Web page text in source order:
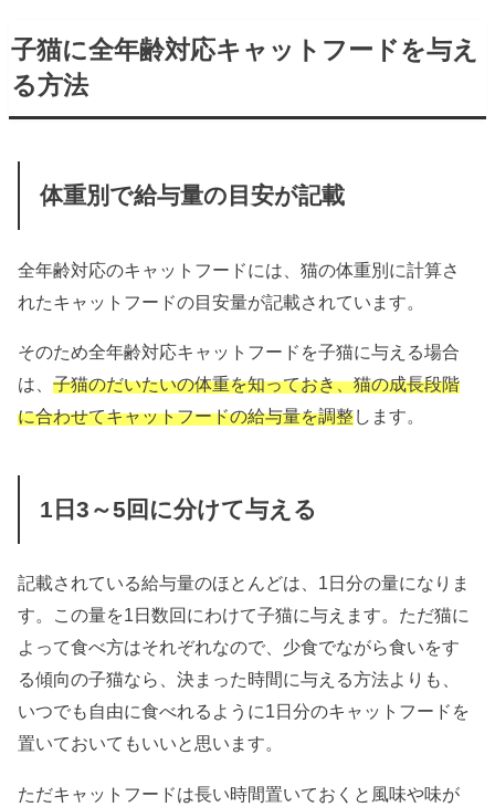
子猫に全年齢対応キャットフードを与え
る方法
体重別で給与量の目安が記載
全年齢対応のキャットフードには、猫の体重別に計算さ
れたキャットフードの目安量が記載されています。
そのため全年齢対応キャットフードを子猫に与える場合
は、子猫のだいたいの体重を知っておき、猫の成長段階
に合わせてキャットフードの給与量を調整します。
1日3～5回に分けて与える
記載されている給与量のほとんどは、1日分の量になりま
す。この量を1日数回にわけて子猫に与えます。ただ猫に
よって食べ方はそれぞれなので、少食でながら食いをす
る傾向の子猫なら、決まった時間に与える方法よりも、
いつでも自由に食べれるように1日分のキャットフードを
置いておいてもいいと思います。
ただキャットフードは長い時間置いておくと風味や味が